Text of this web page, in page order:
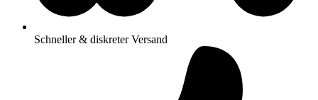
Schneller & diskreter Versand